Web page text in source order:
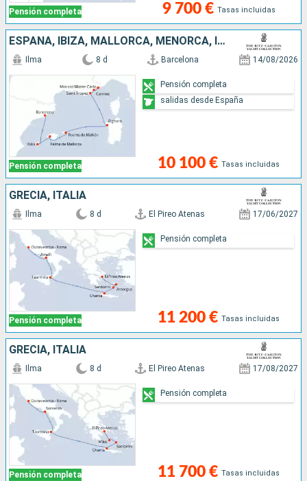
Pensión completa 9 700 € Tasas incluidas
ESPAÑA, IBIZA, MALLORCA, MENORCA, ITALIA, FRANCIA, MONACO
Pensión completa
Ilma 8 d Barcelona 14/08/2026
10 100 € Tasas incluidas
Pensión completa
salidas desde España
GRECIA, ITALIA
Pensión completa
Ilma 8 d El Pireo Atenas 17/06/2027
11 200 € Tasas incluidas
Pensión completa
GRECIA, ITALIA
Pensión completa
Ilma 8 d El Pireo Atenas 17/08/2027
11 700 € Tasas incluidas
Pensión completa